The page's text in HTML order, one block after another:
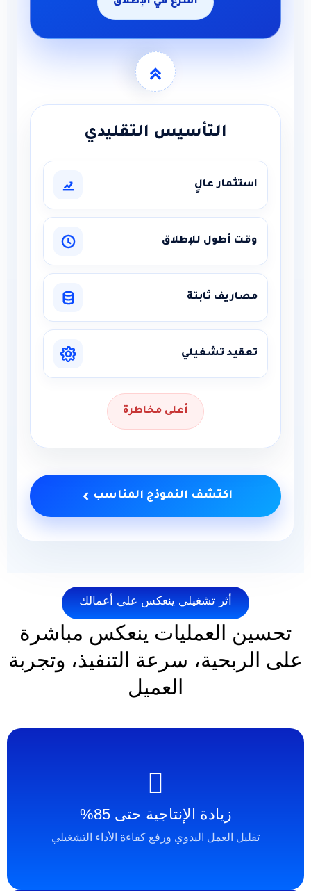
أسرع في الإطلاق
التأسيس التقليدي
أطول للإطلاق
تشغيلي
أعلى مخاطرة
اكتشف النموذج المناسب
أثر تشغيلي ينعكس على أعمالك
ينعكس مباشرة
سرعة التنفيذ، وتجربة
زيادة الإنتاجية حتى 85%
العمل اليدوي ورفع كفاءة الأداء التشغيلي